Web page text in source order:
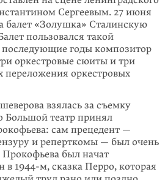
Сергеевым. 27 июня
балет «Золушка» Сталинскую
пользо­вался такой
последующие годы композитор
оркестровые сюиты и три
орке­стровых
взялась за съемку
Боль­шой театр принял
сам прецедент —
и реперткомы — был очень
был начат
в 1944-м, сказка Перро, которая